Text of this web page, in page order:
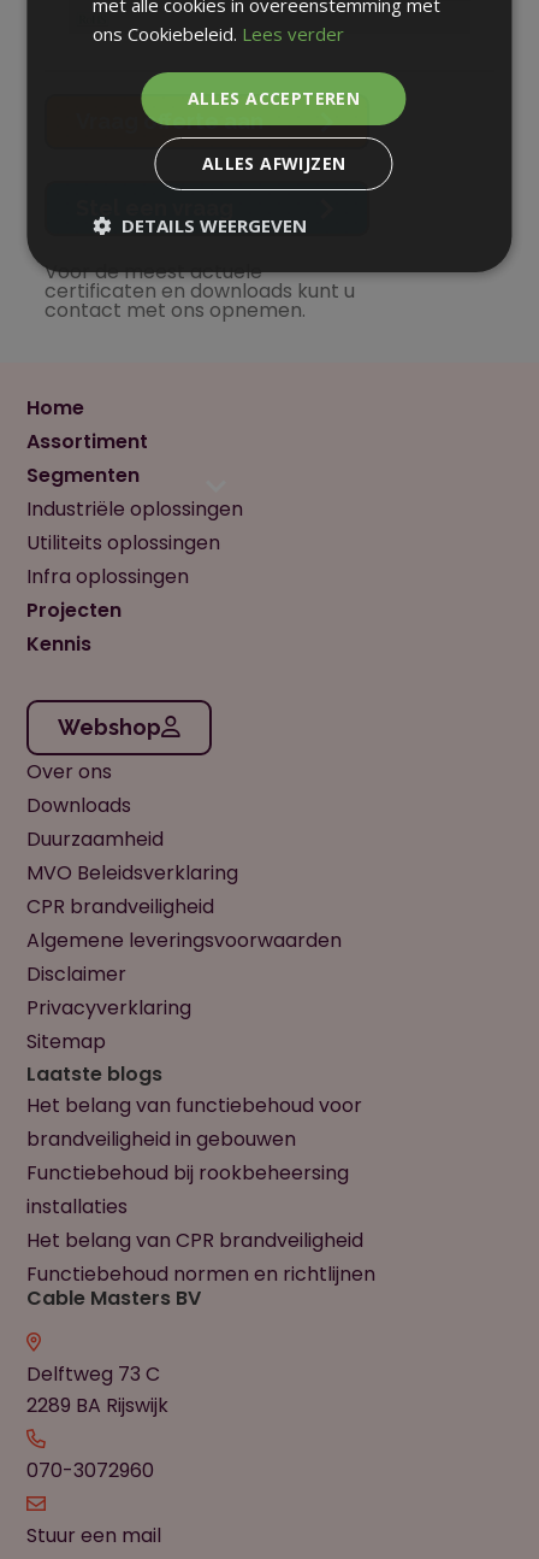
Vraag offerte aan
Voor de meest actuele
certificaten en downloads kunt u
contact met ons opnemen.
Home
Assortiment
Segmenten
Industriële oplossingen
Utiliteits oplossingen
Infra oplossingen
Projecten
Kennis
Webshop
Over ons
Downloads
Duurzaamheid
MVO Beleidsverklaring
CPR brandveiligheid
Algemene leveringsvoorwaarden
Disclaimer
Privacyverklaring
Sitemap
Laatste blogs
Het belang van functiebehoud voor
brandveiligheid in gebouwen
Functiebehoud bij rookbeheersing
installaties
Het belang van CPR brandveiligheid
Functiebehoud normen en richtlijnen
Cable Masters BV
Delftweg 73 C
2289 BA Rijswijk
070-3072960
Stuur een mail
ons Cookiebeleid. Lees verder
ALLES ACCEPTEREN
ALLES AFWIJZEN
DETAILS WEERGEVEN